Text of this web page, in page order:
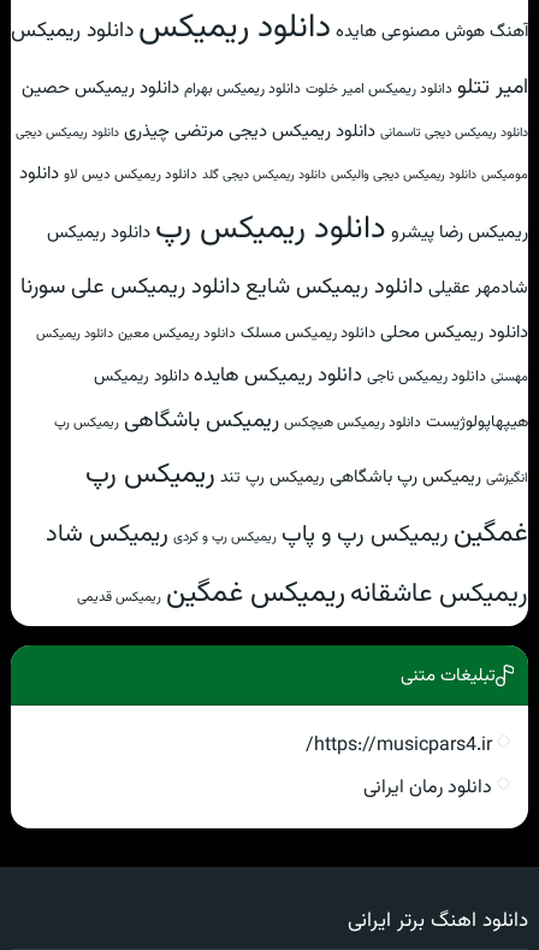
آهنگ هوش مصنوعی هایده دانلود ریمیکسدانلود ریمیکس
امیر تتلو دانلود ریمیکس امیر خلوت دانلود ریمیکس بهرام دانلود ریمیکس حصین
دانلود ریمیکس دیجی تاسمانی دانلود ریمیکس دیجی مرتضی چیذری دانلود ریمیکس دیجی
مومیکس دانلود ریمیکس دیجی والیکس دانلود ریمیکس دیجی گلد دانلود ریمیکس دیس لاو دانلود
ریمیکس رضا پیشرو دانلود ریمیکس رپ دانلود ریمیکس
شادمهر عقیلی دانلود ریمیکس شایع دانلود ریمیکس علی سورنا
دانلود ریمیکس محلی دانلود ریمیکس مسلک دانلود ریمیکس معین دانلود ریمیکس
مهستی دانلود ریمیکس ناجی دانلود ریمیکس هایدهدانلود ریمیکس
هیپهاپولوژیست دانلود ریمیکس هیچکس ریمیکس باشگاهی ریمیکس رپ
انگیزشی ریمیکس رپ باشگاهی ریمیکس رپ تند ریمیکس رپ
غمگین ریمیکس رپ و پاپ ریمیکس رپ و کردی ریمیکس شاد
ریمیکس عاشقانهریمیکس غمگین ریمیکس قدیمی
تبلیغات متنی
https://musicpars4.ir/
دانلود رمان ایرانی
دانلود اهنگ برتر ایرانی